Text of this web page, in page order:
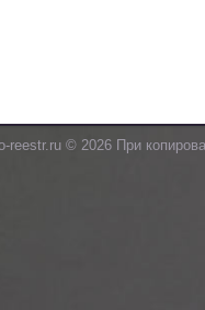
reestr.ru © 2026 При